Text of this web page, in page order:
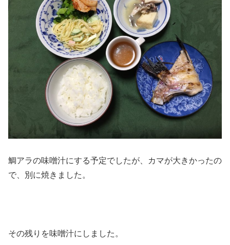
鯛アラの味噌汁にする予定でしたが、カマが大きかったの
で、別に焼きました。
その残りを味噌汁にしました。